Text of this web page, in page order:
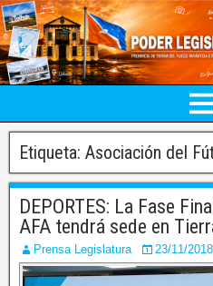
Etiqueta: Asociación del
DEPORTES: La Fase
AFA tendrá sede en
Prensa Legislatura 23/11/2018